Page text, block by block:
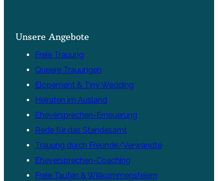
Unsere Angebote
Freie Trauung
Queere Trauungen
Elopement & Tiny Wedding
Heiraten im Ausland
Eheversprechen-Erneuerung
Rede für das Standesamt
Trauung durch Freunde/Verwandte
Eheversprechen-Coaching
Freie Taufen & Willkommensfeiern